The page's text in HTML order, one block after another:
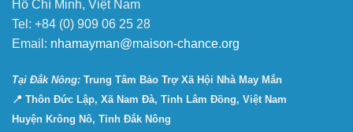
Hồ Chí Minh, Việt Nam
Tel: +84 (0) 909 06 25 28
Email: nhamayman@maison-chance.org
Tại Ðắk Nông: Trung Tâm Bảo Trợ Xã Hội Nhà May Mắn
📍 Thôn Đức Lập, Xã Nam Đà, Tỉnh Lâm Đồng, Việt Nam
Huyện Krông Nô, Tỉnh Đắk Nông